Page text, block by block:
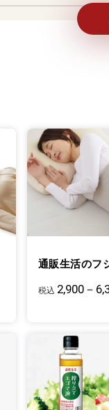
通販生活のフ
税込 2,900－